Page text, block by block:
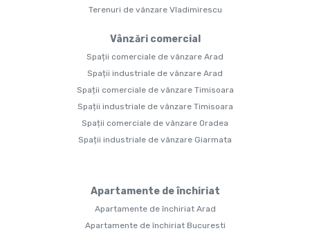
Terenuri de vânzare Vladimirescu
Vânzări comercial
Spații comerciale de vânzare Arad
Spații industriale de vânzare Arad
Spații comerciale de vânzare Timisoara
Spații industriale de vânzare Timisoara
Spații comerciale de vânzare Oradea
Spații industriale de vânzare Giarmata
Apartamente de închiriat
Apartamente de închiriat Arad
Apartamente de închiriat Bucuresti